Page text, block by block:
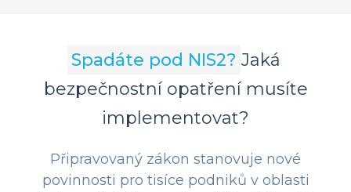
Spadáte pod NIS2? Jaká
bezpečnostní opatření musíte
implementovat?
Připravovaný zákon stanovuje nové
povinnosti pro tisíce podniků v oblasti